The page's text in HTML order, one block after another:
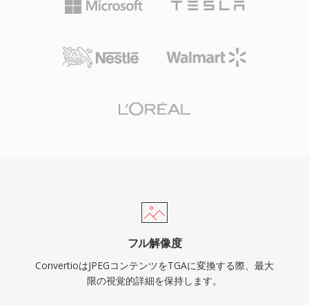
フル解像度
ConvertioはJPEGコンテンツをTGAに変換する際、最大
限の視覚的詳細を保持します。